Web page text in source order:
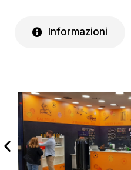
Informazioni